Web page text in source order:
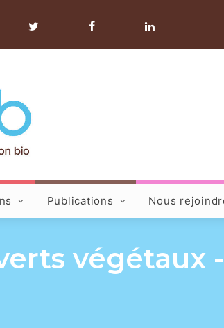
Publications Nous
végétaux